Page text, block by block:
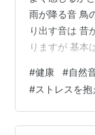
雨が降る音 鳥
り出す音は 昔
りますが 基本
係などストレ
い など周りを
持ちに余裕が
に感じやすい
#健康 #自然
#ストレスを抱